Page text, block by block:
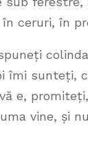
ceruri, în
îmi sunteți,
e,
vine, și